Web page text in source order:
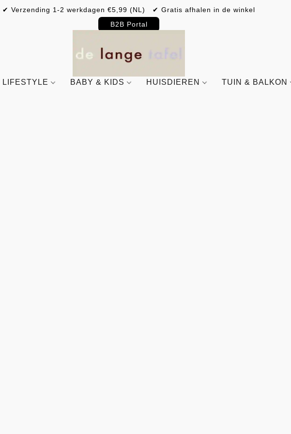
✔ Verzending 1-2 werkdagen €5,99 (NL) ✔ Gratis afhalen in de winkel
B2B Portal
LIFESTYLE BABY & KIDS HUISDIEREN TUIN & BALKON